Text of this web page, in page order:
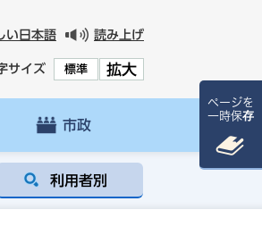
い日本語 読み上げ
サイズ 標準 拡大
市政
利用者別
ページを
一時保存